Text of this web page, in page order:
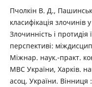
Пчолкін В. Д.,
класифікація злочинів
Злочинність і
перспективі:
Міжнар. наук.-практ.
МВС України, Харків.
асоц. України.